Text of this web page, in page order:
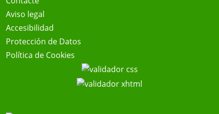
Aviso legal
Accesibilidad
Protección de Datos
Política de Cookies